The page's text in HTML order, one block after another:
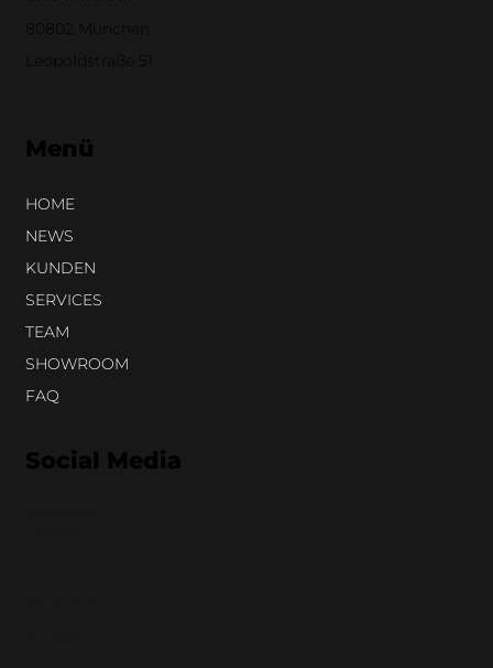
Social Media
Menü
HOME
NEWS
KUNDEN
SERVICES
TEAM
SHOWROOM
FAQ
80802 München